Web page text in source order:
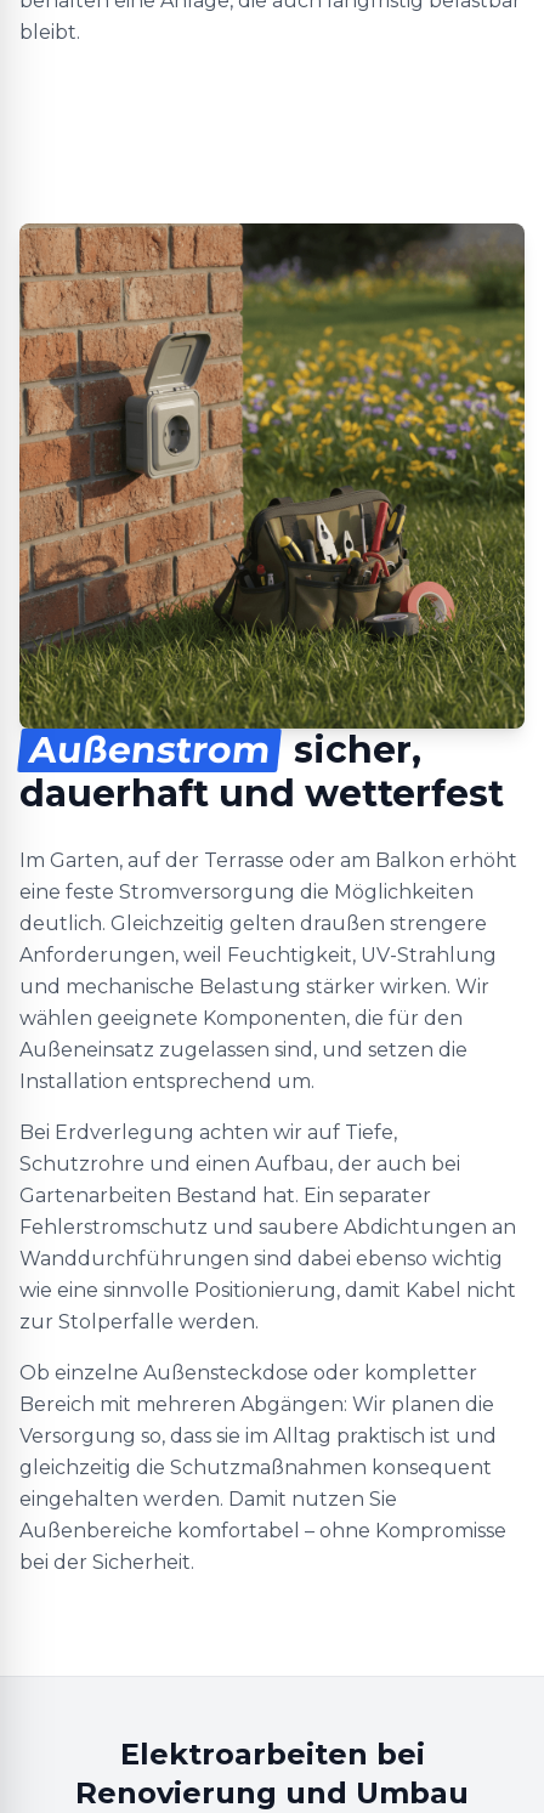
bleibt.
Außenstrom sicher,
dauerhaft und wetterfest
Im Garten, auf der Terrasse oder am Balkon erhöht
eine feste Stromversorgung die Möglichkeiten
deutlich. Gleichzeitig gelten draußen strengere
Anforderungen, weil Feuchtigkeit, UV-Strahlung
und mechanische Belastung stärker wirken. Wir
wählen geeignete Komponenten, die für den
Außeneinsatz zugelassen sind, und setzen die
Installation entsprechend um.
Bei Erdverlegung achten wir auf Tiefe,
Schutzrohre und einen Aufbau, der auch bei
Gartenarbeiten Bestand hat. Ein separater
Fehlerstromschutz und saubere Abdichtungen an
Wanddurchführungen sind dabei ebenso wichtig
wie eine sinnvolle Positionierung, damit Kabel nicht
zur Stolperfalle werden.
Ob einzelne Außensteckdose oder kompletter
Bereich mit mehreren Abgängen: Wir planen die
Versorgung so, dass sie im Alltag praktisch ist und
gleichzeitig die Schutzmaßnahmen konsequent
eingehalten werden. Damit nutzen Sie
Außenbereiche komfortabel – ohne Kompromisse
bei der Sicherheit.
Elektroarbeiten bei
Renovierung und Umbau